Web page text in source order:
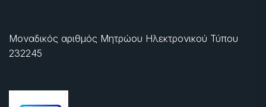
Μοναδικός αριθμός Μητρώου Ηλεκτρονικού Τύπου
232245